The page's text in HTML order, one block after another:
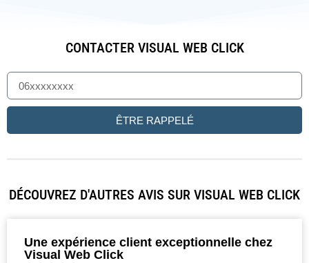
CONTACTER VISUAL WEB CLICK
ÊTRE RAPPELÉ
DÉCOUVREZ D'AUTRES AVIS SUR VISUAL WEB CLICK
Une expérience client exceptionnelle chez
Visual Web Click